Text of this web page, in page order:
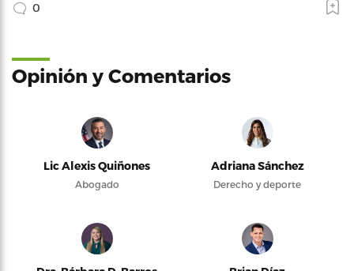
0
Opinión y Comentarios
Lic Alexis Quiñones
Abogado
Adriana Sánchez
Derecho y deporte